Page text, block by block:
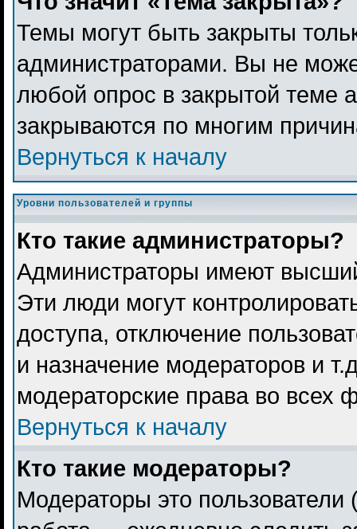
Темы могут быть закрыты
администраторами. Вы не
любой опрос в закрытой теме
закрываются по многим
Вернуться к началу
Уровни пользователей и группы
Кто такие администраторы?
Администраторы имеют
Эти люди могут
доступа, отключение
и назначение модераторов и
модераторские права во всех
Вернуться к началу
Кто такие модераторы?
Модераторы это пользователи